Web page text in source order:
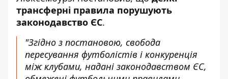
трансферні правила порушують
законодавство ЄС.
"Згідно з постановою, свобода
пересування футболістів і конкуренція
між клубами, надані законодавством ЄС,